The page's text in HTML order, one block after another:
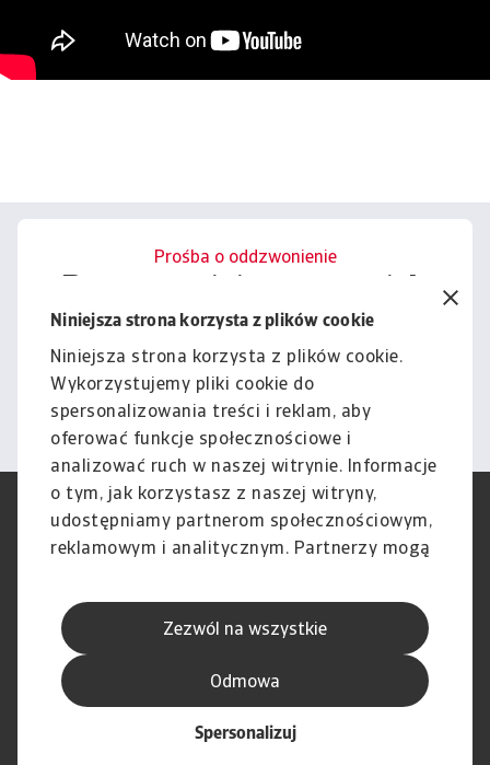
Niniejsza strona korzysta z plików cookie
Niniejsza strona korzysta z plików cookie.
Wykorzystujemy pliki cookie do
spersonalizowania treści i reklam, aby
oferować funkcje społecznościowe i
analizować ruch w naszej witrynie. Informacje
o tym, jak korzystasz z naszej witryny,
udostępniamy partnerom społecznościowym,
reklamowym i analitycznym. Partnerzy mogą
otrzymanymi od Ciebie lub uzyskanymi
podczas korzystania z ich usług.
Zezwól na wszystkie
Spersonalizuj
Odmowa
Prośba o oddzwonienie
możemy wesprzeć Cię w
zarządzaniu ryzykiem.
Kontakt
RODO
Polityka Prywatności
Informacje o plikach cookie
Polityka Speak Up
Skargi i reklamacje (Regulamin
obowiązujący od dnia 13 lutego
Skargi i reklamacje (Regulamin
obowiązujący do dnia 12 lutego